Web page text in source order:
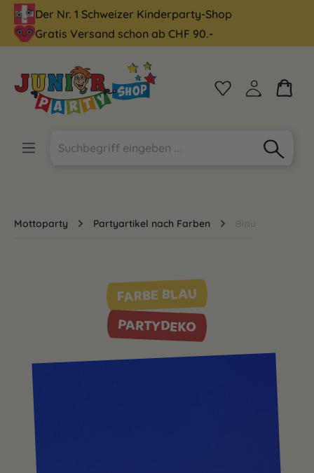
springen
Der Nr. 1 Schweizer Kinderparty-Shop
Gratis Versand schon ab CHF 90.-
Mottoparty Partyartikel nach Farben Blau
FARBE BLAU
PARTYDEKO